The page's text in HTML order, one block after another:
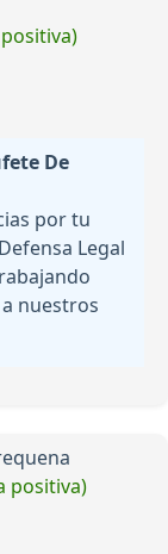
De
por tu
Legal
nuestros
positiva)